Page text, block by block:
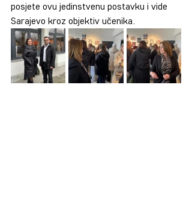
posjete ovu jedinstvenu postavku i vide
Sarajevo kroz objektiv učenika.